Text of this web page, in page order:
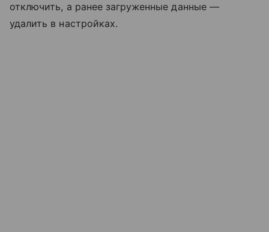
отключить, а ранее загруженные данные —
удалить в настройках.